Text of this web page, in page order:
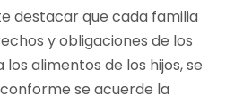
destacar que cada familia
y obligaciones de los
alimentos de los hijos, se
se acuerde la